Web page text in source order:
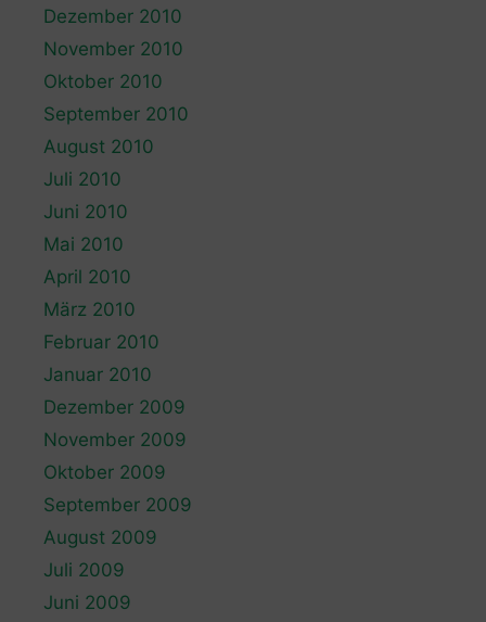
Dezember 2010
November 2010
Oktober 2010
September 2010
August 2010
Juli 2010
Juni 2010
Mai 2010
April 2010
März 2010
Februar 2010
Januar 2010
Dezember 2009
November 2009
Oktober 2009
September 2009
August 2009
Juli 2009
Juni 2009